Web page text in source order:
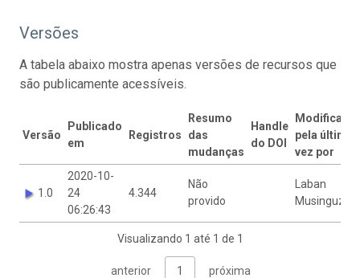
Versões
A tabela abaixo mostra apenas versões de recursos que
são publicamente acessíveis.
Versão
Publicado
em
Registros
Resumo
das
mudanças
Handle
do DOI
Modificado
pela última
vez por
1.0
2020-10-
24
06:26:43
4.344
Não
provido
Laban
Musinguzi
Visualizando 1 até 1 de 1
anterior 1 próxima